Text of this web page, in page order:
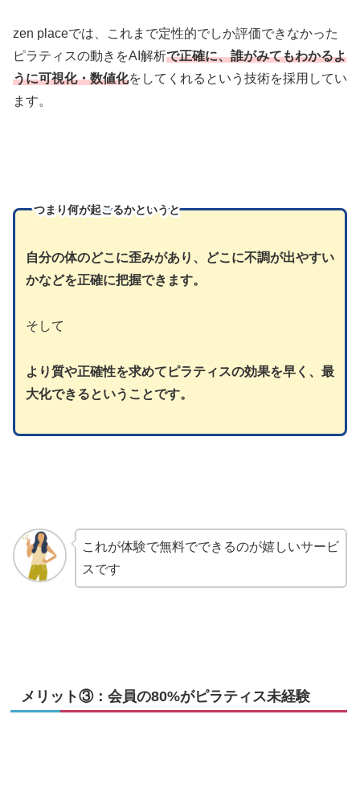
zen placeでは、これまで定性的でしか評価できなかった
ピラティスの動きをAI解析で正確に、誰がみてもわかるよ
うに可視化・数値化をしてくれるという技術を採用してい
ます。
つまり何が起こるかというと
自分の体のどこに歪みがあり、どこに不調が出やすい
かなどを正確に把握できます。
そして
より質や正確性を求めてピラティスの効果を早く、最
大化できるということです。
これが体験で無料でできるのが嬉しいサービ
スです
メリット③：会員の80%がピラティス未経験